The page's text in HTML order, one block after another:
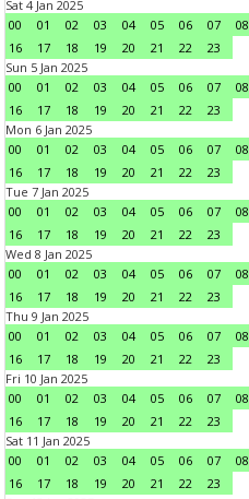
Sat 4 Jan 2025
00
01 02 03 04 05 06 07 08
16
17 18 19 20 21 22
23
Sun 5 Jan 2025
00
01 02 03 04 05 06 07 08
16
17 18 19 20 21 22
23
Mon 6 Jan 2025
00
01 02 03 04 05 06 07 08
16
17 18 19 20 21 22
23
Tue 7 Jan 2025
00
01 02 03 04 05 06 07 08
16
17 18 19 20 21 22
23
Wed 8 Jan 2025
00
01 02 03 04 05 06 07 08
16
17 18 19 20 21 22
23
Thu 9 Jan 2025
00
01 02 03 04 05 06 07 08
16
17 18 19 20 21 22
23
Fri 10 Jan 2025
00
01 02 03 04 05 06 07 08
16
17 18 19 20 21 22
23
Sat 11 Jan 2025
00
01 02 03 04 05 06 07 08
16
17 18 19 20 21 22
23